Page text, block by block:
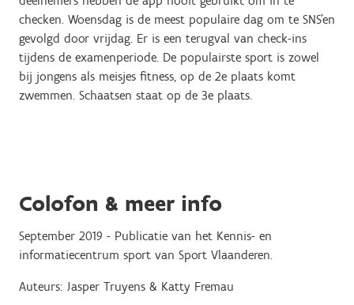
checken. Woensdag is de meest populaire dag om te SNS’en
gevolgd door vrijdag. Er is een terugval van check-ins
tijdens de examenperiode. De populairste sport is zowel
bij jongens als meisjes fitness, op de 2e plaats komt
zwemmen. Schaatsen staat op de 3e plaats.
Colofon & meer info
September 2019 - Publicatie van het Kennis- en
informatiecentrum sport van Sport Vlaanderen.
Auteurs: Jasper Truyens & Katty Fremau